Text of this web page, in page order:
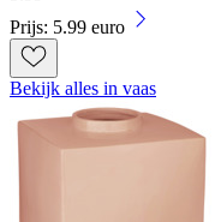
Prijs: 5.99 euro
Bekijk alles in vaas